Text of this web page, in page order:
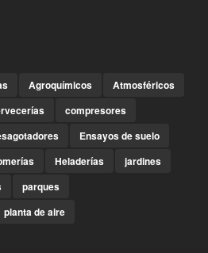
Agroquímicos
Atmosféricos
compresores
Ensayos de suelo
Heladerías
jardines
parques
planta de aire